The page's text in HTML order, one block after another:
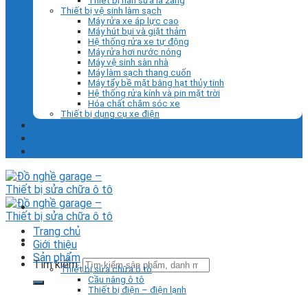
Thiết bị vệ sinh làm sạch
Máy rửa xe áp lực cao
Máy hút bụi và giặt thảm
Hệ thống rửa xe tự động
Máy rửa hơi nước nóng
Máy vệ sinh sàn nhà
Máy làm sạch thang cuốn
Máy tẩy bề mặt bằng hạt thủy tinh
Hệ thống rửa kính và pin mặt trời
Hóa chất chăm sóc xe
Thiết bị dụng cụ xe điện
Tìm kiếm:
Trang chủ
Giới thiệu
Sản phẩm
Thiết bị sửa chữa ô tô
Cầu nâng ô tô
Thiết bị điện – điện lạnh